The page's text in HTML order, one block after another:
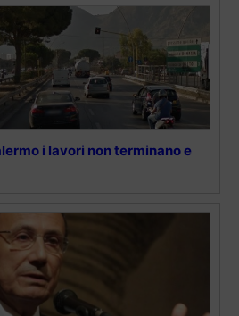
i lavori non terminano e